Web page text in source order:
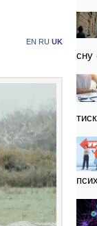
EN RU UK
сну